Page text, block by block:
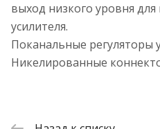
выход низкого уровня
усилителя.
Поканальные регуляторы
Никелированные